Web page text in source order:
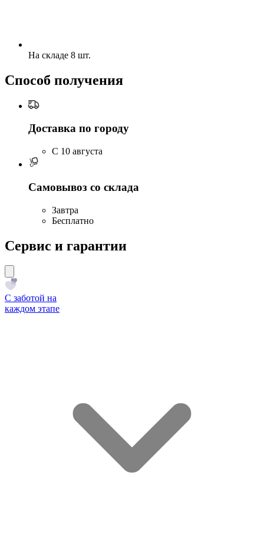
На складе 8 шт.
Способ получения
Доставка по городу
C 10 августа
Самовывоз со склада
Завтра
Бесплатно
Сервис и гарантии
С заботой на
каждом этапе